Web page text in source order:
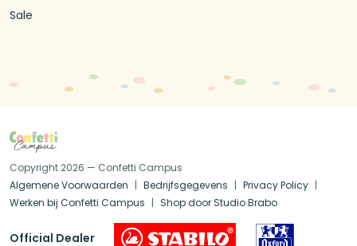
Sale
Copyright 2026 — Confetti Campus
Algemene Voorwaarden
Bedrijfsgegevens
Privacy Policy
Werken bij Confetti Campus
Shop door Studio Brabo
Official Dealer